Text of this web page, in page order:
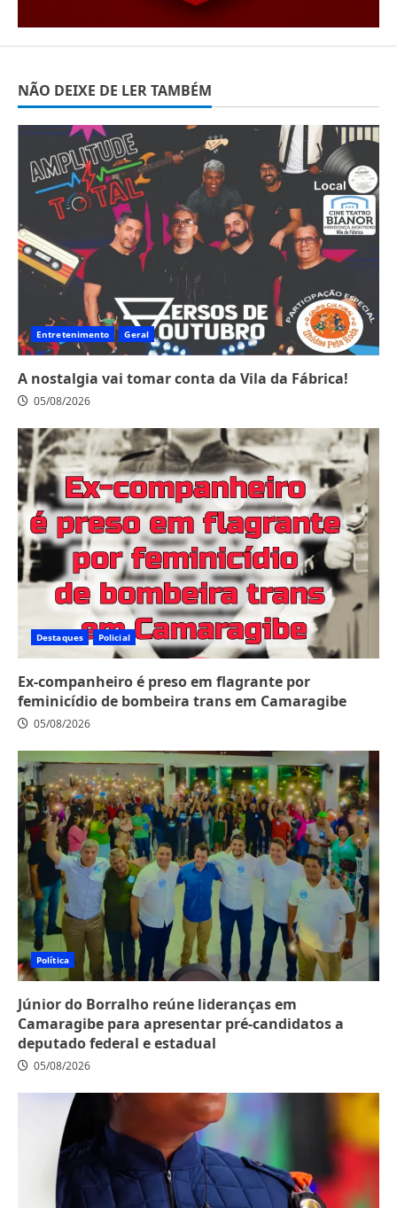
NÃO DEIXE DE LER TAMBÉM
Entretenimento Geral
A nostalgia vai tomar conta da Vila da Fábrica!
05/08/2026
Destaques Policial
Ex-companheiro é preso em flagrante por
feminicídio de bombeira trans em Camaragibe
05/08/2026
Política
Júnior do Borralho reúne lideranças em
Camaragibe para apresentar pré-candidatos a
deputado federal e estadual
05/08/2026